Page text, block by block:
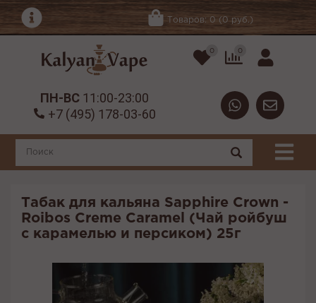
Товаров: 0 (0 руб.)
0 0
ПН-ВС 11:00-23:00
+7 (495) 178-03-60
Табак для кальяна Sapphire Crown -
Roibos Creme Caramel (Чай ройбуш
с карамелью и персиком) 25г